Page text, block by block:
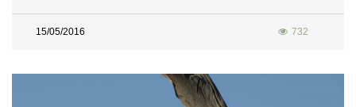
15/05/2016 732